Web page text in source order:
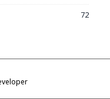
72